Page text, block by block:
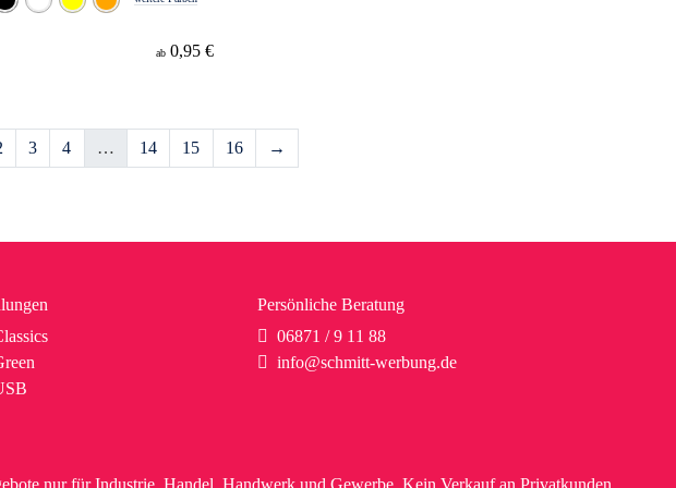
ab 0,95 €
3 4 … 14 15 16 →
Persönliche Beratung
06871 / 9 11 88
info@schmitt-werbung.de
nur für Industrie, Handel, Handwerk und Gewerbe. Kein Verkauf an Privatkunden.